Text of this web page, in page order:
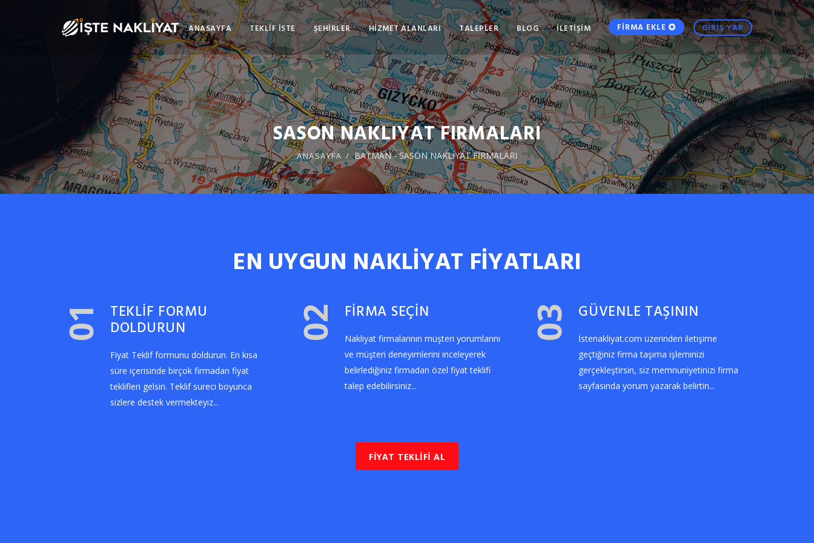
ANASAYFA TEKLİF İSTE ŞEHİRLER HİZMET ALANLARI TALEPLER BLOG İLETİŞİM FİRMA EKLE GİRİŞ YAP
SASON NAKLIYAT FIRMALARI
ANASAYFA BATMAN - SASON NAKLİYAT FİRMALARI
EN UYGUN NAKLİYAT FİYATLARI
01 TEKLİF FORMU
DOLDURUN
Fiyat Teklif formunu doldurun. En kısa
süre içerisinde birçok firmadan fiyat
teklifleri gelsin. Teklif süreci boyunca
sizlere destek vermekteyiz...
02 FİRMA SEÇİN
Nakliyat firmalarının müşteri yorumlarını
ve müşteri deneyimlerini inceleyerek
belirlediğiniz firmadan özel fiyat teklifi
talep edebilirsiniz...
03 GÜVENLE TAŞININ
İstenakliyat.com üzerinden iletişime
geçtiğiniz firma taşıma işleminizi
gerçekleştirsin, siz memnuniyetinizi firma
sayfasında yorum yazarak belirtin...
FİYAT TEKLİFİ AL